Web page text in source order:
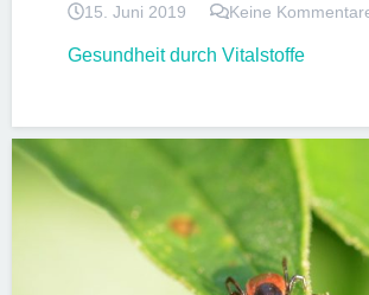
15. Juni 2019 Keine
Gesundheit durch Vitalstoffe
IMPFUNGEN PATIENTENINFORMATIONEN